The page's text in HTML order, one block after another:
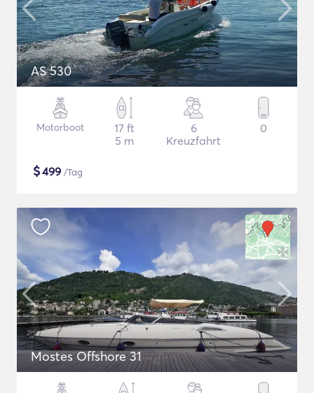
AS 530
Motorboot
17 ft
5 m
6
Kreuzfahrt
0
$499 /Tag
Mostes Offshore 31